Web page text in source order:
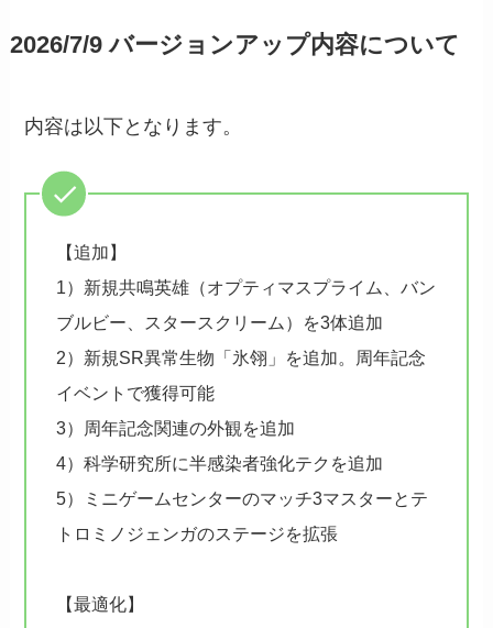
2026/7/9 バージョンアップ内容について
内容は以下となります。
【追加】
1）新規共鳴英雄（オプティマスプライム、バン
ブルビー、スタースクリーム）を3体追加
2）新規SR異常生物「氷翎」を追加。周年記念
イベントで獲得可能
3）周年記念関連の外観を追加
4）科学研究所に半感染者強化テクを追加
5）ミニゲームセンターのマッチ3マスターとテ
トロミノジェンガのステージを拡張
【最適化】